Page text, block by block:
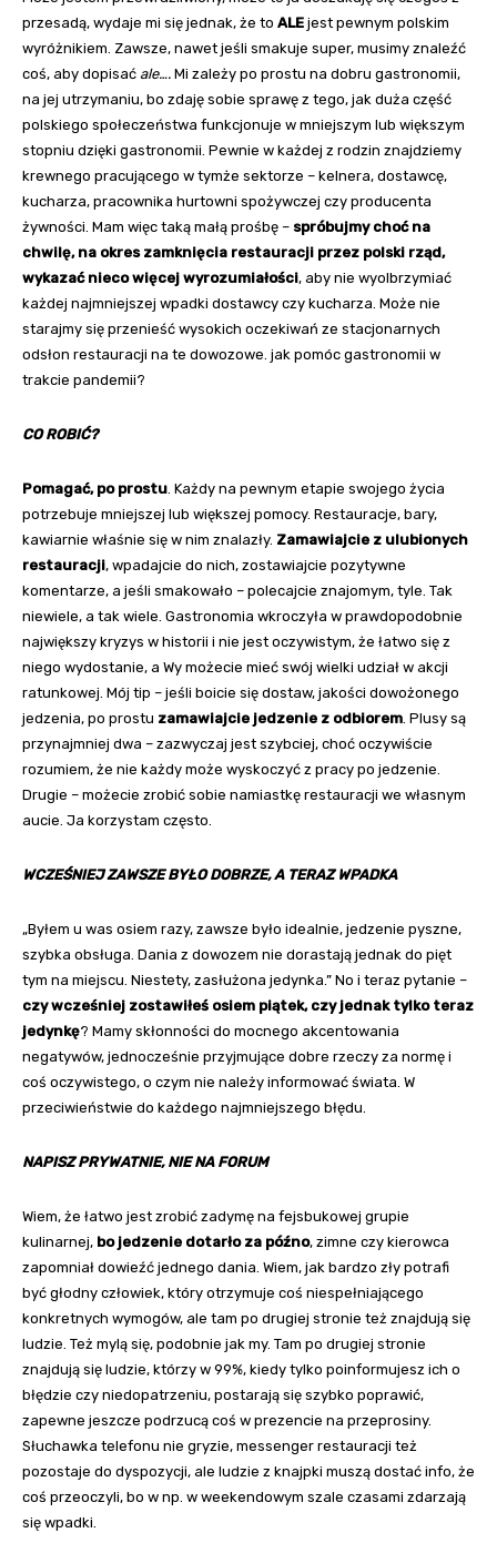
przesadą, wydaje mi się jednak, że to ALE jest pewnym polskim
wyróżnikiem. Zawsze, nawet jeśli smakuje super, musimy znaleźć
coś, aby dopisać ale…. Mi zależy po prostu na dobru gastronomii,
na jej utrzymaniu, bo zdaję sobie sprawę z tego, jak duża część
polskiego społeczeństwa funkcjonuje w mniejszym lub większym
stopniu dzięki gastronomii. Pewnie w każdej z rodzin znajdziemy
krewnego pracującego w tymże sektorze – kelnera, dostawcę,
kucharza, pracownika hurtowni spożywczej czy producenta
żywności. Mam więc taką małą prośbę – spróbujmy choć na
chwilę, na okres zamknięcia restauracji przez polski rząd,
wykazać nieco więcej wyrozumiałości, aby nie wyolbrzymiać
każdej najmniejszej wpadki dostawcy czy kucharza. Może nie
starajmy się przenieść wysokich oczekiwań ze stacjonarnych
odsłon restauracji na te dowozowe. jak pomóc gastronomii w
trakcie pandemii?
CO ROBIĆ?
Pomagać, po prostu. Każdy na pewnym etapie swojego życia
potrzebuje mniejszej lub większej pomocy. Restauracje, bary,
kawiarnie właśnie się w nim znalazły. Zamawiajcie z ulubionych
restauracji, wpadajcie do nich, zostawiajcie pozytywne
komentarze, a jeśli smakowało – polecajcie znajomym, tyle. Tak
niewiele, a tak wiele. Gastronomia wkroczyła w prawdopodobnie
największy kryzys w historii i nie jest oczywistym, że łatwo się z
niego wydostanie, a Wy możecie mieć swój wielki udział w akcji
ratunkowej. Mój tip – jeśli boicie się dostaw, jakości dowożonego
jedzenia, po prostu zamawiajcie jedzenie z odbiorem. Plusy są
przynajmniej dwa – zazwyczaj jest szybciej, choć oczywiście
rozumiem, że nie każdy może wyskoczyć z pracy po jedzenie.
Drugie – możecie zrobić sobie namiastkę restauracji we własnym
aucie. Ja korzystam często.
WCZEŚNIEJ ZAWSZE BYŁO DOBRZE, A TERAZ WPADKA
„Byłem u was osiem razy, zawsze było idealnie, jedzenie pyszne,
szybka obsługa. Dania z dowozem nie dorastają jednak do pięt
tym na miejscu. Niestety, zasłużona jedynka.” No i teraz pytanie –
czy wcześniej zostawiłeś osiem piątek, czy jednak tylko teraz
jedynkę? Mamy skłonności do mocnego akcentowania
negatywów, jednocześnie przyjmujące dobre rzeczy za normę i
coś oczywistego, o czym nie należy informować świata. W
przeciwieństwie do każdego najmniejszego błędu.
NAPISZ PRYWATNIE, NIE NA FORUM
Wiem, że łatwo jest zrobić zadymę na fejsbukowej grupie
kulinarnej, bo jedzenie dotarło za późno, zimne czy kierowca
zapomniał dowieźć jednego dania. Wiem, jak bardzo zły potrafi
być głodny człowiek, który otrzymuje coś niespełniającego
konkretnych wymogów, ale tam po drugiej stronie też znajdują się
ludzie. Też mylą się, podobnie jak my. Tam po drugiej stronie
znajdują się ludzie, którzy w 99%, kiedy tylko poinformujesz ich o
błędzie czy niedopatrzeniu, postarają się szybko poprawić,
zapewne jeszcze podrzucą coś w prezencie na przeprosiny.
Słuchawka telefonu nie gryzie, messenger restauracji też
pozostaje do dyspozycji, ale ludzie z knajpki muszą dostać info, że
coś przeoczyli, bo w np. w weekendowym szale czasami zdarzają
się wpadki.